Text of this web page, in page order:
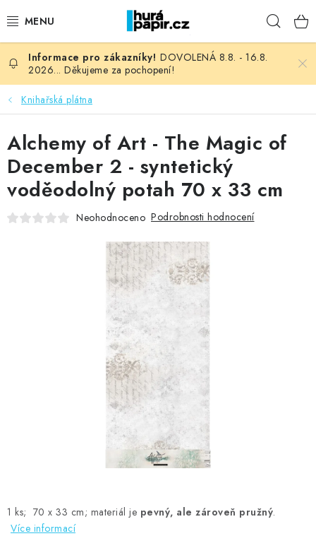
na
NOVINKY
HURÁ DÍLNA
VŠECHNO ZBOŽÍ
KNIHAŘSKÝ MATERIÁL
MOJE OBJEDNÁVKA
Moje objednávka
Oblíbené ♥️
Obchodní podmínky
Podmínky ochrany osobních údajů
Ověřování recenzí
DOVOLENÁ 8.8. - 16.8.
2026... Děkujeme za pochopení!
Knihařská plátna
1 ks; 70 x 33 cm; materiál je pevný, ale zároveň pružný.
Více informací
Alchemy of Art - The Magic of
December 2 - syntetický
voděodolný potah 70 x 33 cm
Neohodnoceno Podrobnosti hodnocení